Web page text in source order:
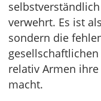
verwehrt. Es ist
sondern die
relativ Armen
macht.